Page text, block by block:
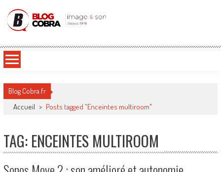
Blog Cobra
Blog Cobra.fr
Accueil > Posts tagged "Enceintes multiroom"
TAG: ENCEINTES MULTIROOM